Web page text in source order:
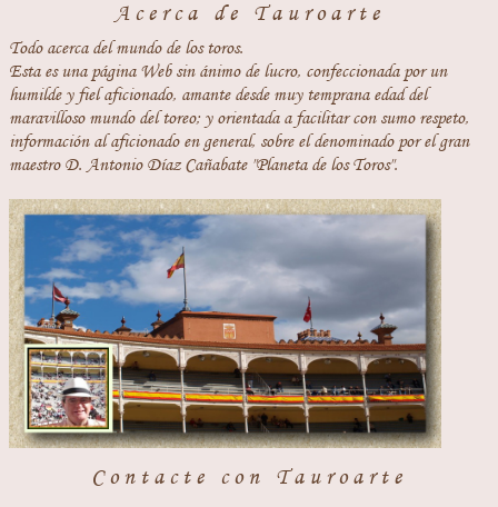
Acerca de Tauroarte
Todo acerca del mundo de los toros.
Esta es una página Web sin ánimo de lucro, confeccionada por un
humilde y fiel aficionado, amante desde muy temprana edad del
maravilloso mundo del toreo; y orientada a facilitar con sumo respeto,
información al aficionado en general, sobre el denominado por el gran
maestro D. Antonio Díaz Cañabate "Planeta de los Toros".
Contacte con Tauroarte